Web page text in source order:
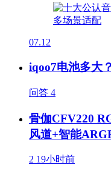
07.12
iqoo7电池多大
问答 4
骨伽CFV220
风道+智能
2 19小时前